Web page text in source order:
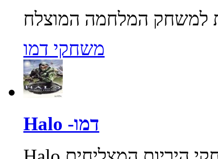
משחקי דמו
Halo -דמו